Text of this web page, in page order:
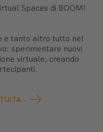
Spaces di BOOM!
e tanto altro tutto nel
sperimentare nuovi
virtuale, creando